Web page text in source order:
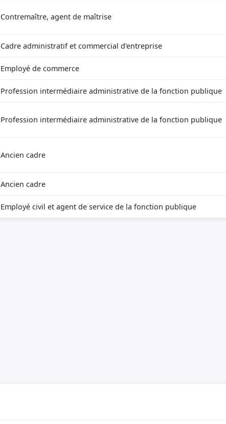
Contremaître, agent de maîtrise
Cadre administratif et commercial d'entreprise
Employé de commerce
Profession intermédiaire administrative de la fonction publique
Profession intermédiaire administrative de la fonction publique
Ancien cadre
Ancien cadre
Employé civil et agent de service de la fonction publique